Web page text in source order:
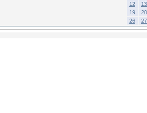
12
13
19
20
26
27